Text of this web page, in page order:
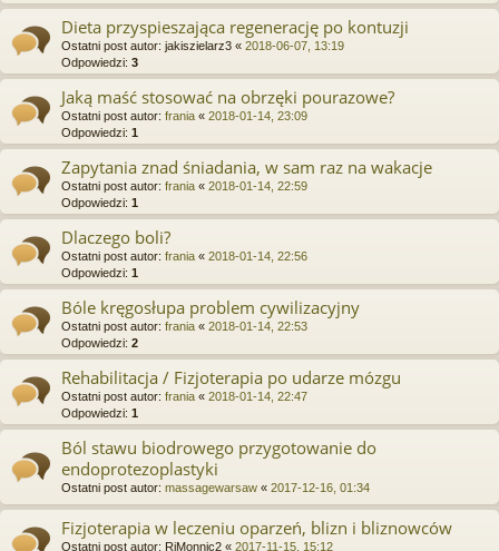
Dieta przyspieszająca regenerację po kontuzji
Ostatni post autor: jakiszielarz3 « 2018-06-07, 13:19
Odpowiedzi: 3
Jaką maść stosować na obrzęki pourazowe?
Ostatni post autor: frania « 2018-01-14, 23:09
Odpowiedzi: 1
Zapytania znad śniadania, w sam raz na wakacje
Ostatni post autor: frania « 2018-01-14, 22:59
Odpowiedzi: 1
Dlaczego boli?
Ostatni post autor: frania « 2018-01-14, 22:56
Odpowiedzi: 1
Bóle kręgosłupa problem cywilizacyjny
Ostatni post autor: frania « 2018-01-14, 22:53
Odpowiedzi: 2
Rehabilitacja / Fizjoterapia po udarze mózgu
Ostatni post autor: frania « 2018-01-14, 22:47
Odpowiedzi: 1
Ból stawu biodrowego przygotowanie do
endoprotezoplastyki
Ostatni post autor: massagewarsaw « 2017-12-16, 01:34
Fizjoterapia w leczeniu oparzeń, blizn i bliznowców
Ostatni post autor: RiMonnic2 « 2017-11-15, 15:12